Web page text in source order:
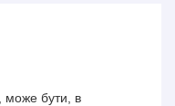
може бути, в